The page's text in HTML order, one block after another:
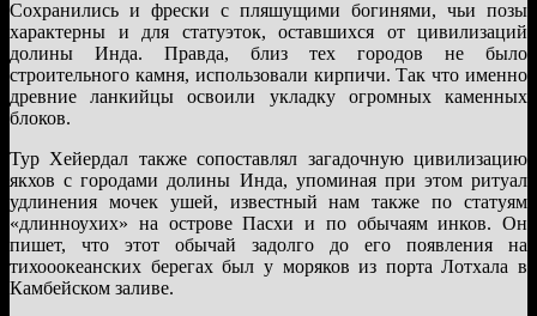
Сохранились и фрески с пляшущими богинями, чьи позы
характерны и для статуэток, оставшихся от цивилизаций
долины Инда. Правда, близ тех городов не было
строительного камня, использовали кирпичи. Так что именно
древние ланкийцы освоили укладку огромных каменных
блоков.
Тур Хейердал также сопоставлял загадочную цивилизацию
якхов с городами долины Инда, упоминая при этом ритуал
удлинения мочек ушей, известный нам также по статуям
«длинноухих» на острове Пасхи и по обычаям инков. Он
пишет, что этот обычай задолго до его появления на
тихооокеанских берегах был у моряков из порта Лотхала в
Камбейском заливе.